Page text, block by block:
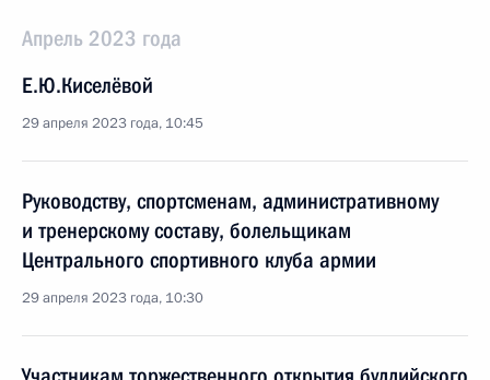
Апрель 2023 года
Е.Ю.Киселёвой
29 апреля 2023 года, 10:45
Руководству, спортсменам, административному
и тренерскому составу, болельщикам
Центрального спортивного клуба армии
29 апреля 2023 года, 10:30